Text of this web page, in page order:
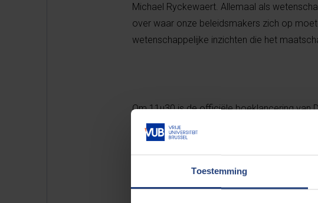
Toestemming
Michael Ryckewaert. Allemaal als
over waar onze beleidsmakers zich op
wetenschappelijke inzichten die het
Om 11u30 is de officiële boeklancering van
plaats over de stellingen in het boek.
De presentatie van het boek vindt plaats op